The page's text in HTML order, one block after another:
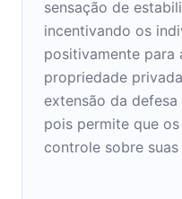
sensação de
incentivando os
positivamente para
propriedade
extensão da
pois permite que
controle sobre